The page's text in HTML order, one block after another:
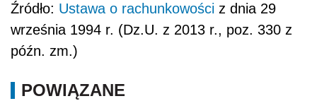
Źródło: Ustawa o rachunkowości z dnia 29
września 1994 r. (Dz.U. z 2013 r., poz. 330 z
późn. zm.)
POWIĄZANE